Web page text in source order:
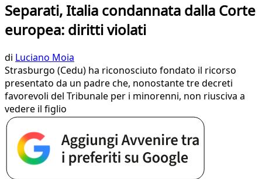
Separati, Italia condannata dalla Corte
europea: diritti violati
di Luciano Moia
Strasburgo (Cedu) ha riconosciuto fondato il ricorso
presentato da un padre che, nonostante tre decreti
favorevoli del Tribunale per i minorenni, non riusciva a
vedere il figlio